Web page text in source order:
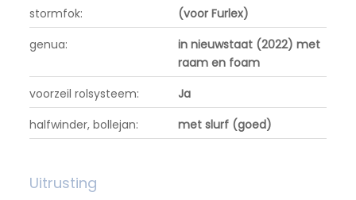
stormfok:
(voor Furlex)
genua:
in nieuwstaat (2022) met
raam en foam
voorzeil rolsysteem:
Ja
halfwinder, bollejan:
met slurf (goed)
Uitrusting